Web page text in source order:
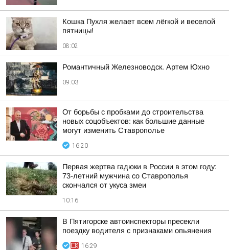
Кошка Пухля желает всем лёгкой и веселой
пятницы!
08:02
Романтичный Железноводск. Артем Юхно
09:03
От борьбы с пробками до строительства
новых соцобъектов: как большие данные
могут изменить Ставрополье
16:20
Первая жертва гадюки в России в этом году:
73-летний мужчина со Ставрополья
скончался от укуса змеи
10:16
В Пятигорске автоинспекторы пресекли
поездку водителя с признаками опьянения
16:29